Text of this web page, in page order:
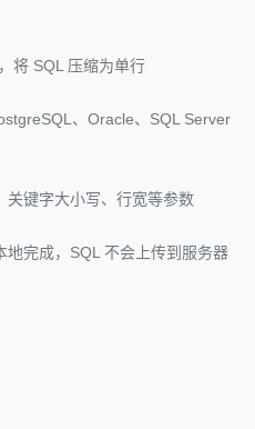
将 SQL 压缩为单行
、Oracle、SQL Server
关键字大小写、行宽等参数
地完成，SQL 不会上传到服务器